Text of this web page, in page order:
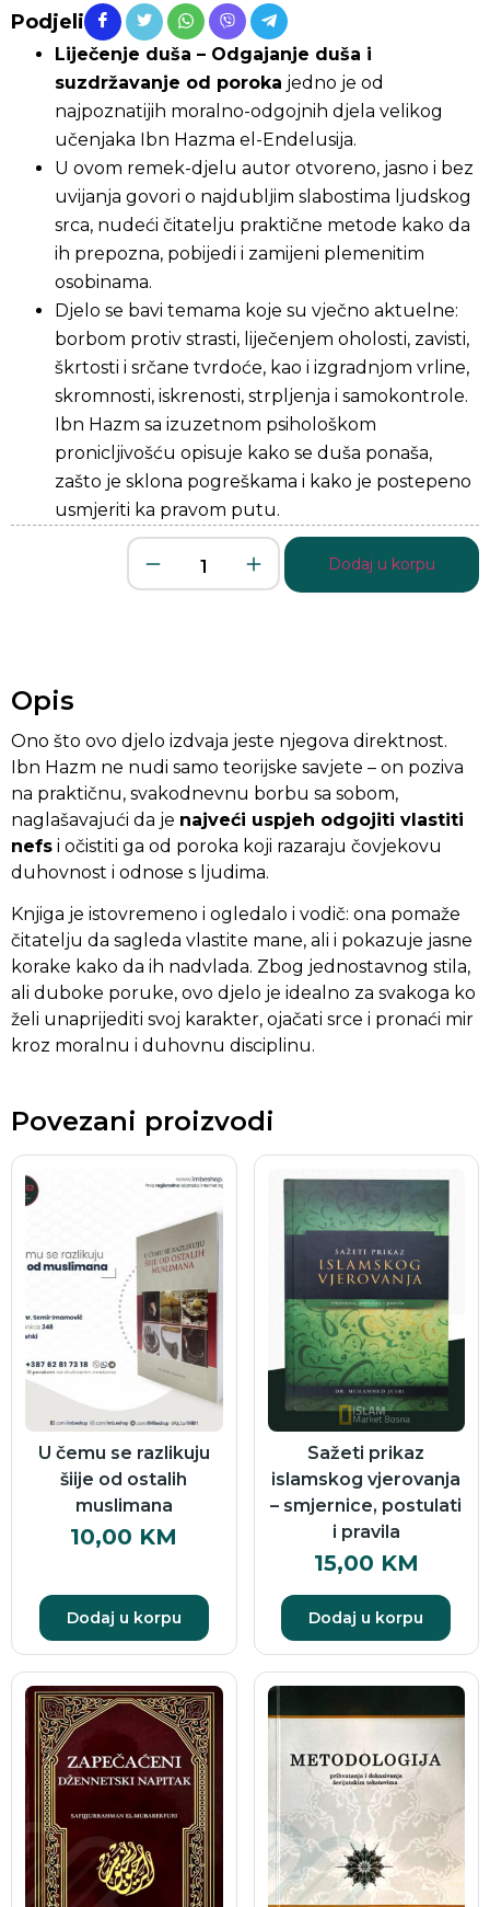
Podjeli
Liječenje duša – Odgajanje duša i
suzdržavanje od poroka jedno je od
najpoznatijih moralno-odgojnih djela velikog
učenjaka Ibn Hazma el-Endelusija.
U ovom remek-djelu autor otvoreno, jasno i bez
uvijanja govori o najdubljim slabostima ljudskog
srca, nudeći čitatelju praktične metode kako da
ih prepozna, pobijedi i zamijeni plemenitim
osobinama.
Djelo se bavi temama koje su vječno aktuelne:
borbom protiv strasti, liječenjem oholosti, zavisti,
škrtosti i srčane tvrdoće, kao i izgradnjom vrline,
skromnosti, iskrenosti, strpljenja i samokontrole.
Ibn Hazm sa izuzetnom psihološkom
pronicljivošću opisuje kako se duša ponaša,
zašto je sklona pogreškama i kako je postepeno
usmjeriti ka pravom putu.
Dodaj u korpu
Opis
Ono što ovo djelo izdvaja jeste njegova direktnost.
Ibn Hazm ne nudi samo teorijske savjete – on poziva
na praktičnu, svakodnevnu borbu sa sobom,
naglašavajući da je najveći uspjeh odgojiti vlastiti
nefs i očistiti ga od poroka koji razaraju čovjekovu
duhovnost i odnose s ljudima.
Knjiga je istovremeno i ogledalo i vodič: ona pomaže
čitatelju da sagleda vlastite mane, ali i pokazuje jasne
korake kako da ih nadvlada. Zbog jednostavnog stila,
ali duboke poruke, ovo djelo je idealno za svakoga ko
želi unaprijediti svoj karakter, ojačati srce i pronaći mir
kroz moralnu i duhovnu disciplinu.
Povezani proizvodi
U čemu se razlikuju
šiije od ostalih
muslimana
10,00 KM
Dodaj u korpu
Sažeti prikaz
islamskog vjerovanja
– smjernice, postulati
i pravila
15,00 KM
Dodaj u korpu